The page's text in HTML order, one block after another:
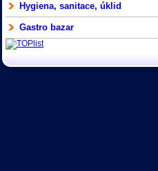
Hygiena, sanitace, úklid
Gastro bazar